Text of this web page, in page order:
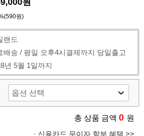
원)
랜드
배송 / 평일 오후4시결제까지 당일출고
년 5월 1일까지
총 상품 금액 0 원
· 신용카드 무이자 할부 혜택 >>